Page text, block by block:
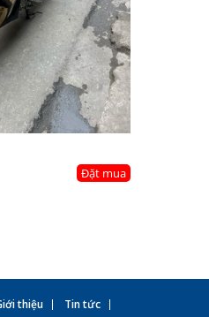
Đặt mua
thiệu
Tin tức